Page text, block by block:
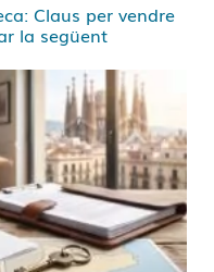
Claus per vendre
la següent